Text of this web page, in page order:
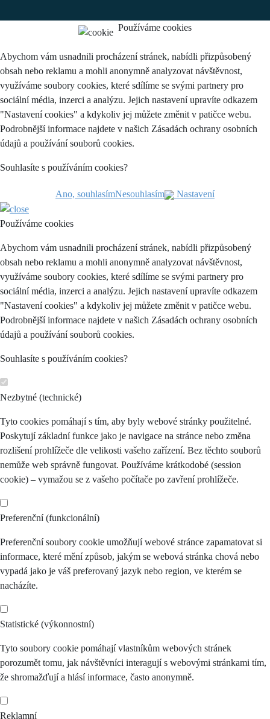
Používáme cookies
Abychom vám usnadnili procházení stránek, nabídli přizpůsobený
obsah nebo reklamu a mohli anonymně analyzovat návštěvnost,
využíváme soubory cookies, které sdílíme se svými partnery pro
sociální média, inzerci a analýzu. Jejich nastavení upravíte odkazem
"Nastavení cookies" a kdykoliv jej můžete změnit v patičce webu.
Podrobnější informace najdete v našich Zásadách ochrany osobních
údajů a používání souborů cookies.
Souhlasíte s používáním cookies?
Ano, souhlasímNesouhlasím Nastavení
Používáme cookies
Abychom vám usnadnili procházení stránek, nabídli přizpůsobený
obsah nebo reklamu a mohli anonymně analyzovat návštěvnost,
využíváme soubory cookies, které sdílíme se svými partnery pro
sociální média, inzerci a analýzu. Jejich nastavení upravíte odkazem
"Nastavení cookies" a kdykoliv jej můžete změnit v patičce webu.
Podrobnější informace najdete v našich Zásadách ochrany osobních
údajů a používání souborů cookies.
Souhlasíte s používáním cookies?
Nezbytné (technické)
Tyto cookies pomáhají s tím, aby byly webové stránky použitelné.
Poskytují základní funkce jako je navigace na stránce nebo změna
rozlišení prohlížeče dle velikosti vašeho zařízení. Bez těchto souborů
nemůže web správně fungovat. Používáme krátkodobé (session
cookie) – vymažou se z vašeho počítače po zavření prohlížeče.
Preferenční (funkcionální)
Preferenční soubory cookie umožňují webové stránce zapamatovat si
informace, které mění způsob, jakým se webová stránka chová nebo
vypadá jako je váš preferovaný jazyk nebo region, ve kterém se
nacházíte.
Statistické (výkonnostní)
Tyto soubory cookie pomáhají vlastníkům webových stránek
porozumět tomu, jak návštěvníci interagují s webovými stránkami tím,
že shromažďují a hlásí informace, často anonymně.
Reklamní